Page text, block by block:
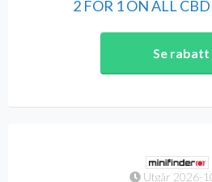
2 FOR 1 ON ALL
Se rabatt
Utgår 2026-